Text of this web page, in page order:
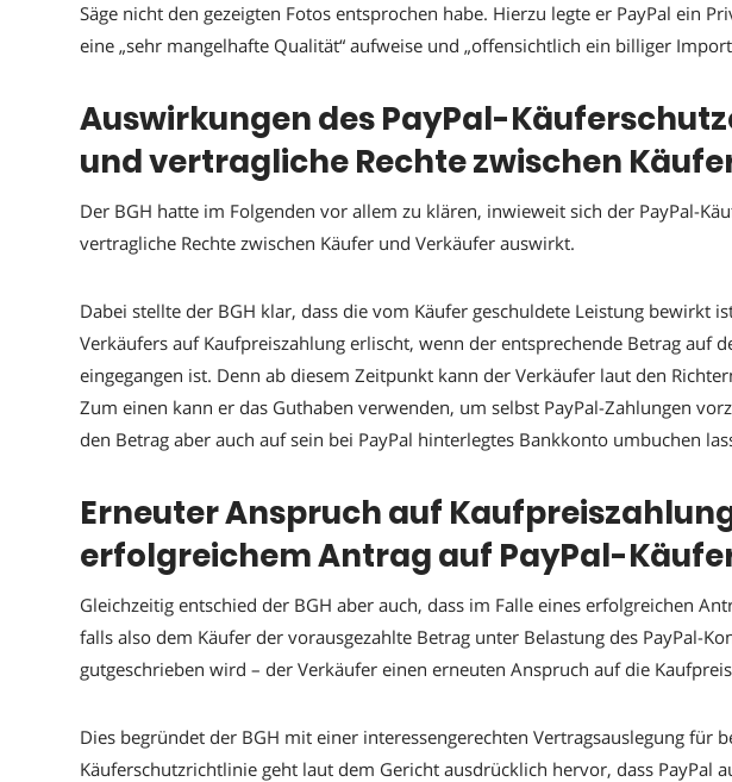
Säge nicht den gezeigten Fotos entsprochen habe. Hierzu legte er PayPal ein
eine „sehr mangelhafte Qualität“ aufweise und „offensichtlich ein billiger Import
Auswirkungen des PayPal-
und vertragliche Rechte zwischen
Der BGH hatte im Folgenden vor allem zu klären, inwieweit sich der PayPal-
vertragliche Rechte zwischen Käufer und Verkäufer auswirkt.
Dabei stellte der BGH klar, dass die vom Käufer geschuldete Leistung bewirkt
Verkäufers auf Kaufpreiszahlung erlischt, wenn der entsprechende Betrag auf
eingegangen ist. Denn ab diesem Zeitpunkt kann der Verkäufer laut den
Zum einen kann er das Guthaben verwenden, um selbst PayPal-Zahlungen
den Betrag aber auch auf sein bei PayPal hinterlegtes Bankkonto umbuchen
Erneuter Anspruch auf
erfolgreichem Antrag auf PayPal-
Gleichzeitig entschied der BGH aber auch, dass im Falle eines erfolgreichen
falls also dem Käufer der vorausgezahlte Betrag unter Belastung des PayPal-
gutgeschrieben wird – der Verkäufer einen erneuten Anspruch auf die
Dies begründet der BGH mit einer interessengerechten Vertragsauslegung für
Käuferschutzrichtlinie geht laut dem Gericht ausdrücklich hervor, dass PayPal